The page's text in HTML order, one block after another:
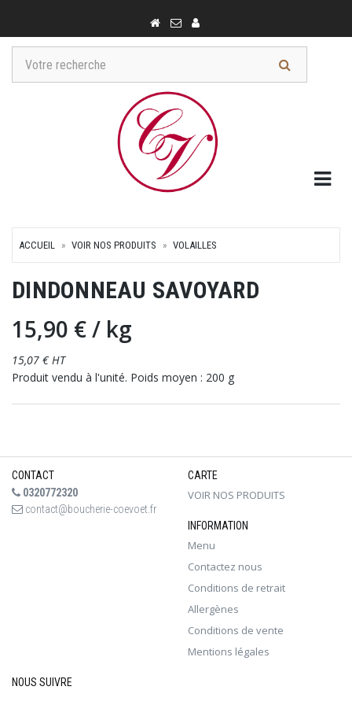
ACCUEIL VOIR NOS PRODUITS VOLAILLES
DINDONNEAU SAVOYARD
15,90 €/ kg
15,07 € HT
Produit vendu à l'unité. Poids moyen : 200 g
CONTACT
0320772320
contact@boucherie-coevoet.fr
CARTE
VOIR NOS PRODUITS
INFORMATION
Menu
Contactez nous
Conditions de retrait
Allergènes
Conditions de vente
Mentions légales
NOUS SUIVRE